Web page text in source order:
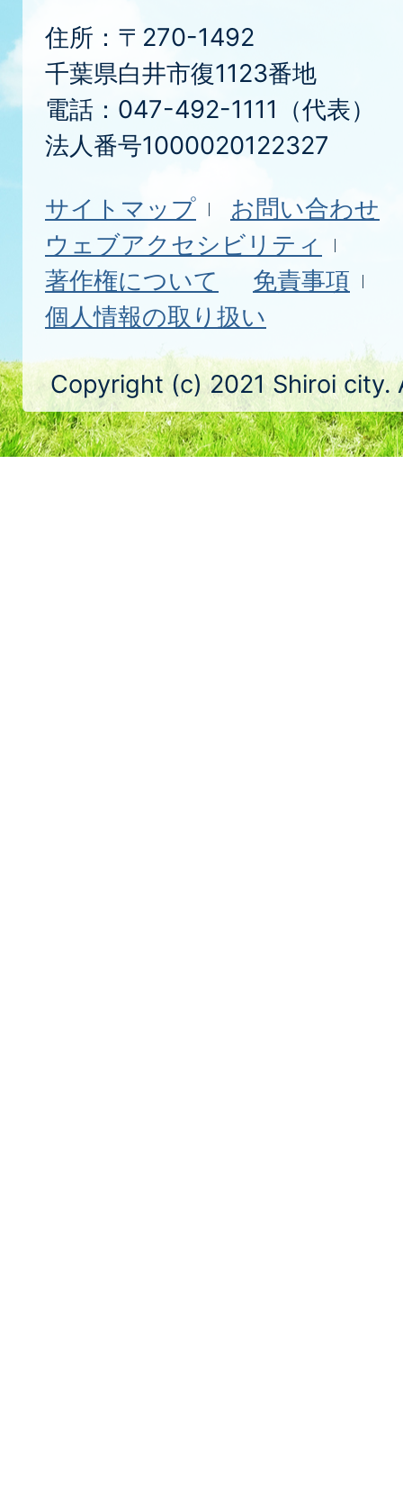
住所：〒270-1492
千葉県白井市復1123番地
電話：047-492-1111（代表）
法人番号1000020122327
サイトマップ
お問い合わせ
ウェブアクセシビリティ
著作権について
免責事項
個人情報の取り扱い
Copyright (c) 2021 Shiroi city.